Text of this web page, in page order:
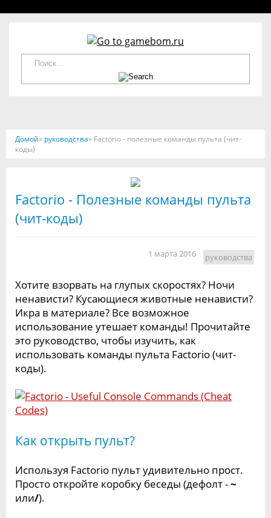
Домой» руководства» Factorio - полезные команды пульта (чит-
коды)
Factorio - Полезные команды пульта
(чит-коды)
1 марта 2016 руководства
Хотите взорвать на глупых скоростях? Ночи
ненависти? Кусающиеся животные ненависти?
Икра в материале? Все возможное
использование утешает команды! Прочитайте
это руководство, чтобы изучить, как
использовать команды пульта Factorio (чит-
коды).
Как открыть пульт?
Используя Factorio пульт удивительно прост.
Просто откройте коробку беседы (дефолт -~
или/).